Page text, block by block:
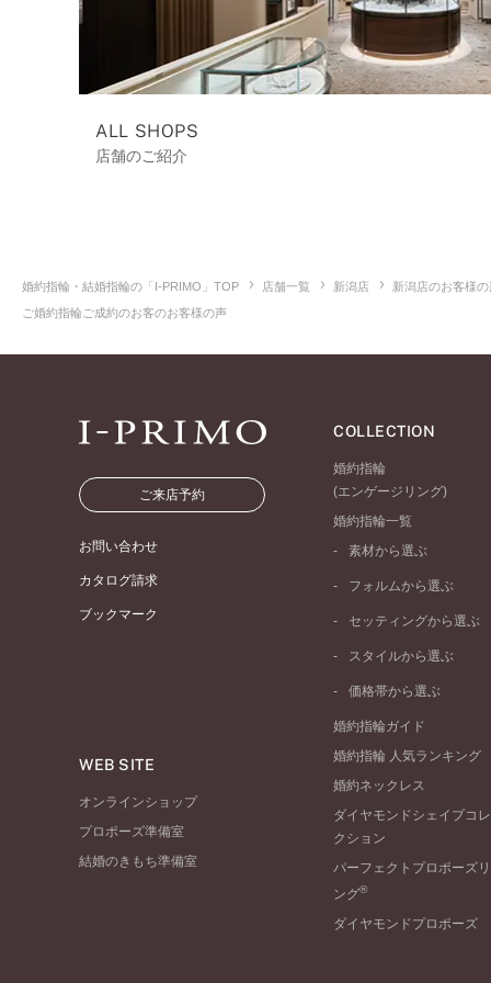
ALL SHOPS
店舗のご紹介
婚約指輪・結婚指輪の「I-PRIMO」TOP 店舗一覧 新潟店
新潟店のお客様
ご婚約指輪ご成約のお客のお客様の声
ご来店予約
お問い合わせ
カタログ請求
ブックマーク
WEB SITE
オンラインショップ
プロポーズ準備室
結婚のきもち準備室
COLLECTION
婚約指輪
(エンゲージリング)
婚約指輪一覧
素材から選ぶ
プラチナ
ピンクゴールド
ペールブラウンゴール
フォルムから選ぶ
ストレートライン
V字ライン
セッティングから選ぶ
ソリテール
ダブルサイドメレ
ラインメレ
スタイルから選ぶ
シンプル
モード
エレガント
ゴージャス
価格帯から選ぶ
50万円台～
20万円台～
10万円台～
婚約指輪ガイド
婚約指輪 人気ランキング
婚約ネックレス
ダイヤモンドシェイプコレ
クション
パーフェクトプロポーズリ
ング®
ダイヤモンドプロポーズ